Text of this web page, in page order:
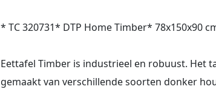
* TC 320731* DTP Home Timber* 78x150x90
Eettafel Timber is industrieel en robuust. Het
gemaakt van verschillende soorten donker